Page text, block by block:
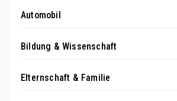
Automobil
Bildung & Wissenschaft
Elternschaft & Familie